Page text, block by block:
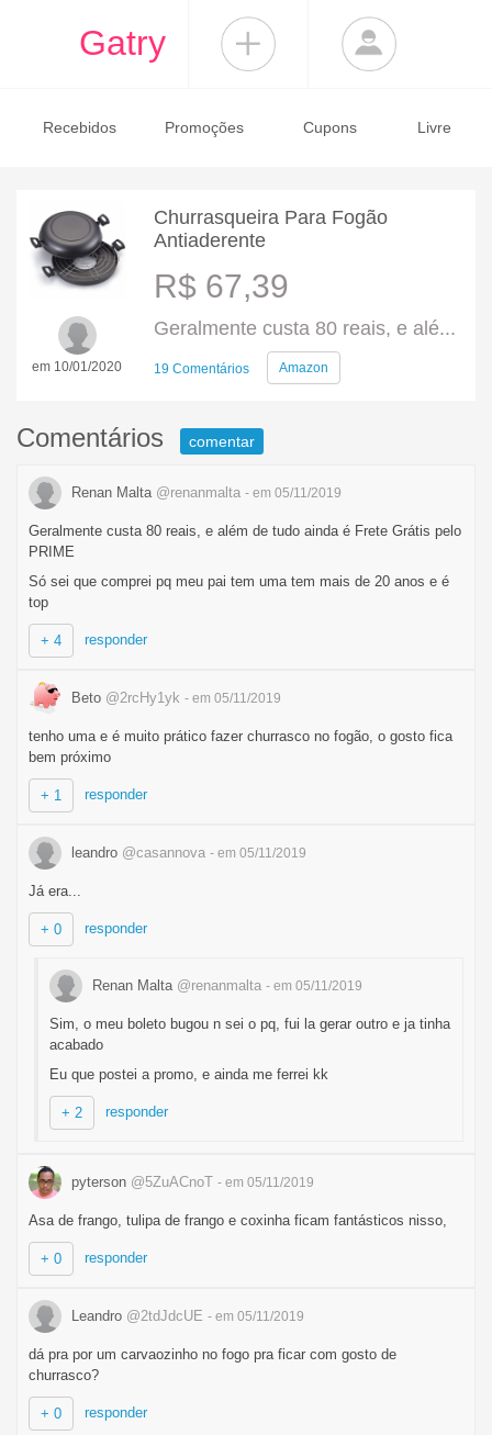
Gatry
Recebidos Promoções Cupons Livre
em 10/01/2020
Churrasqueira Para Fogão
Antiaderente
R$ 67,39
Geralmente custa 80 reais, e alé...
19 Comentários Amazon
Comentários comentar
Renan Malta @renanmalta - em 05/11/2019
Geralmente custa 80 reais, e além de tudo ainda é Frete Grátis pelo
PRIME
Só sei que comprei pq meu pai tem uma tem mais de 20 anos e é
top
+ 4 responder
Beto @2rcHy1yk - em 05/11/2019
tenho uma e é muito prático fazer churrasco no fogão, o gosto fica
bem próximo
+ 1 responder
leandro @casannova - em 05/11/2019
Já era...
+ 0 responder
Renan Malta @renanmalta - em 05/11/2019
Sim, o meu boleto bugou n sei o pq, fui la gerar outro e ja tinha
acabado
Eu que postei a promo, e ainda me ferrei kk
+ 2 responder
pyterson @5ZuACnoT - em 05/11/2019
Asa de frango, tulipa de frango e coxinha ficam fantásticos nisso,
+ 0 responder
Leandro @2tdJdcUE - em 05/11/2019
dá pra por um carvaozinho no fogo pra ficar com gosto de
churrasco?
+ 0 responder